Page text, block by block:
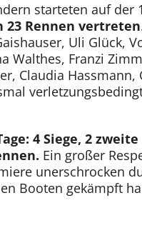
starteten auf der
23 Rennen vertreten
Uli Glück,
Walthes, Franzi
Claudia
4 Siege, 2
Ein großer
unerschrocken
Booten gekämpft